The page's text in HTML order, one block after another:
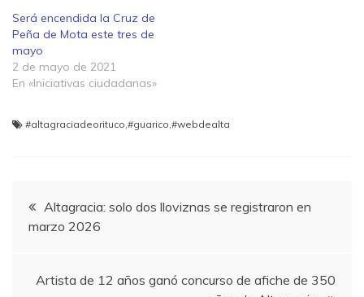
Será encendida la Cruz de
Peña de Mota este tres de
mayo
2 de mayo de 2021
En «Iniciativas ciudadanas»
#altagraciadeorituco,#guarico,#webdealta
Navegación
de
entradas
Altagracia: solo dos lloviznas se registraron en
marzo 2026
Artista de 12 años ganó concurso de afiche de 350